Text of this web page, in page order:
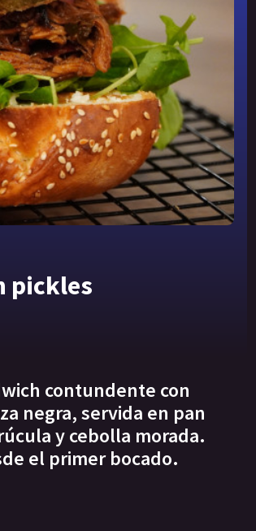
pickles
contundente con
negra, servida en pan
y cebolla morada.
el primer bocado.